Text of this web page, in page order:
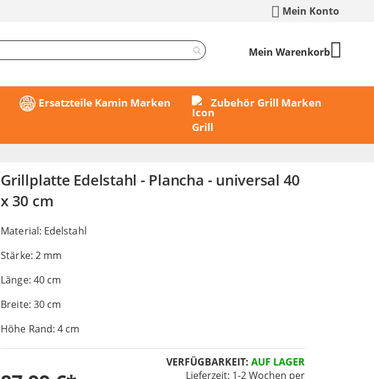
Mein Konto
Mein Warenkorb
Ersatzteile Kamin Marken Zubehör Grill Marken
Grillplatte Edelstahl - Plancha - universal 40
x 30 cm
Material: Edelstahl
Stärke: 2 mm
Länge: 40 cm
Breite: 30 cm
Höhe Rand: 4 cm
VERFÜGBARKEIT: AUF LAGER
Lieferzeit: 1-2 Wochen per